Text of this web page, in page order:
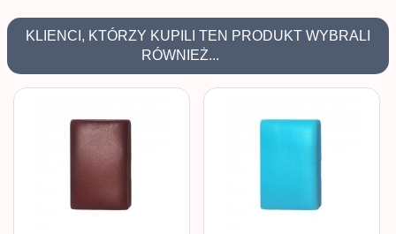
KLIENCI, KTÓRZY KUPILI TEN PRODUKT WYBRALI
RÓWNIEŻ...